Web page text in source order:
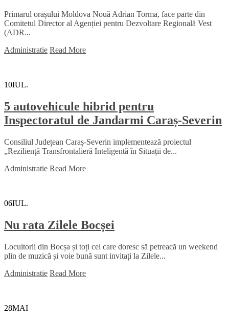
Primarul orașului Moldova Nouă Adrian Torma, face parte din
Comitetul Director al Agenției pentru Dezvoltare Regională Vest
(ADR...
Administratie Read More
10IUL.
5 autovehicule hibrid pentru
Inspectoratul de Jandarmi Caraș-Severin
Consiliul Județean Caraș-Severin implementează proiectul
„Reziliență Transfrontalieră Inteligentă în Situații de...
Administratie Read More
06IUL.
Nu rata Zilele Bocșei
Locuitorii din Bocșa și toți cei care doresc să petreacă un weekend
plin de muzică și voie bună sunt invitați la Zilele...
Administratie Read More
28MAI